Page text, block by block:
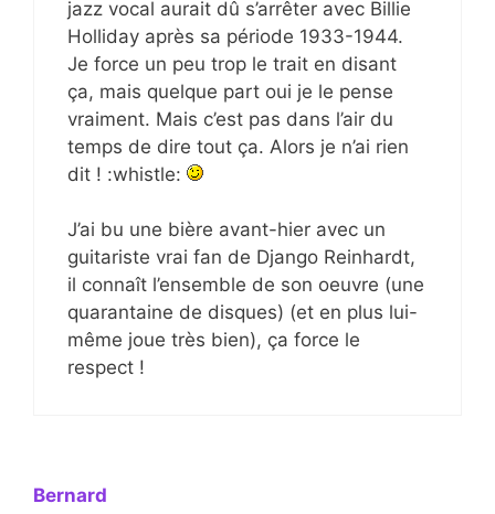
jazz vocal aurait dû s’arrêter avec Billie
Holliday après sa période 1933-1944.
Je force un peu trop le trait en disant
ça, mais quelque part oui je le pense
vraiment. Mais c’est pas dans l’air du
temps de dire tout ça. Alors je n’ai rien
dit ! :whistle:
J’ai bu une bière avant-hier avec un
guitariste vrai fan de Django Reinhardt,
il connaît l’ensemble de son oeuvre (une
quarantaine de disques) (et en plus lui-
même joue très bien), ça force le
respect !
Bernard